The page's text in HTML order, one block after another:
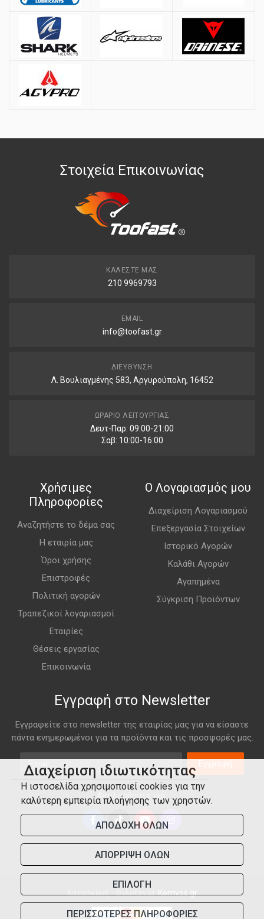
Στοιχεία Επικοινωνίας
ΚΑΛΈΣΤΕ ΜΑΣ
210 9969793
EMAIL
info@toofast.gr
ΔΙΕΎΘΥΝΣΗ
Λ. Βουλιαγμένης 583, Αργυρούπολη, 16452
ΩΡΆΡΙΟ ΛΕΙΤΟΥΡΓΊΑΣ
Δευτ-Παρ: 09:00-21:00
Σαβ: 10:00-16:00
Χρήσιμες
Πληροφορίες
Αναζητήστε το δέμα σας
Η εταιρία μας
Όροι χρήσης
Επιστροφές
Πολιτική αγορών
Τραπεζικοί λογαριασμοί
Εταιρίες
Θέσεις εργασίας
Επικοινωνία
Ο Λογαριασμός μου
Διαχείριση Λογαριασμού
Επεξεργασία Στοιχείων
Ιστορικό Αγορών
Καλάθι Αγορών
Αγαπημένα
Σύγκριση Προϊόντων
Εγγραφή στο Newsletter
Εγγραφείτε στο newsletter της εταιρίας μας για να είσαστε
πάντα ενημερωμένοι για τα προϊόντα και τις προσφορές μας.
Email
Εγγραφή
Ακολουθήστε μας
Κατασκευή - Φιλοξενία:Komvos.gr
Διαχείριση ιδιωτικότητας
Η ιστοσελίδα χρησιμοποιεί cookies για την
καλύτερη εμπειρία πλοήγησης των χρηστών.
ΑΠΟΔΟΧΗ ΟΛΩΝ
ΑΠΟΡΡΙΨΗ ΟΛΩΝ
ΕΠΙΛΟΓΗ
ΠΕΡΙΣΣΟΤΕΡΕΣ ΠΛΗΡΟΦΟΡΙΕΣ